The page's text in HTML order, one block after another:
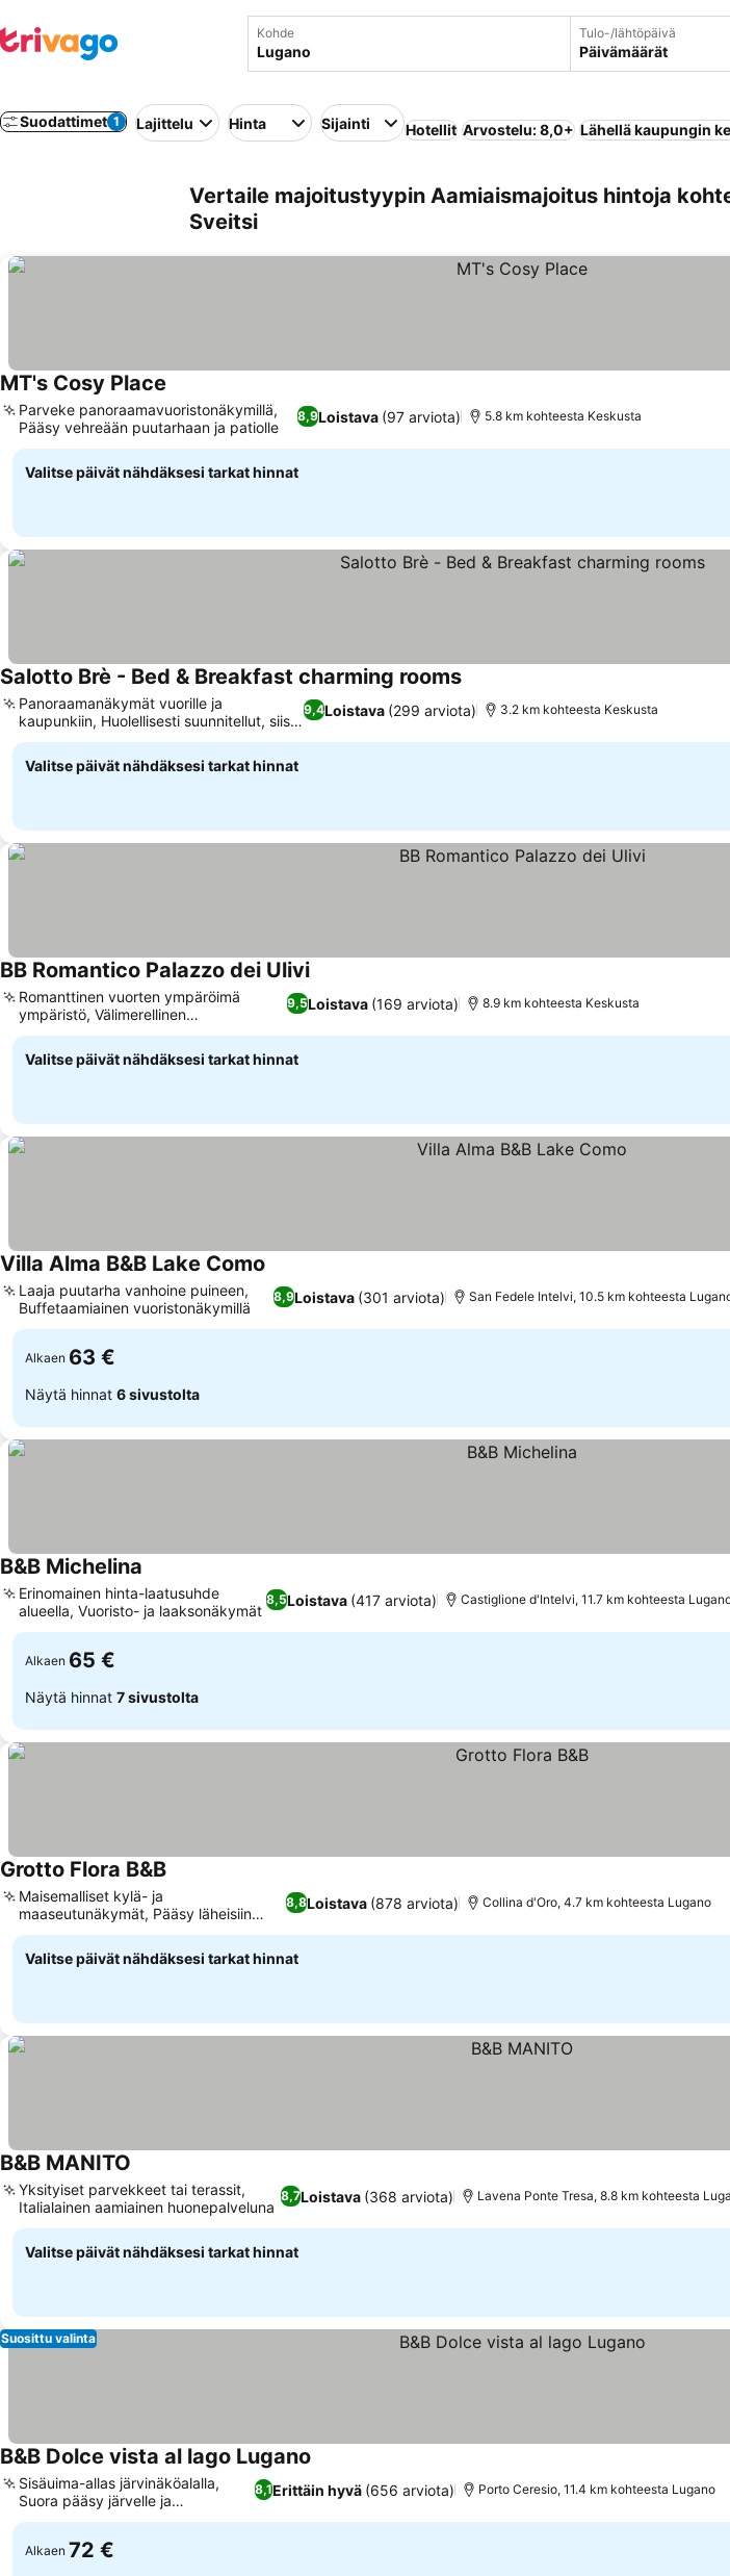
Kohde Tulo-/lähtöpäivä
Päivämäärät
Suodattimet 1 Lajittelu Hinta Sijainti Hotellit Arvostelu: 8,0+ Lähellä kaupungin
Vertaile majoitustyypin Aamiaismajoitus hintoja
Sveitsi
MT's Cosy Place
8,9Loistava (97 arviota)
Parveke panoraamavuoristonäkymillä,
Pääsy vehreään puutarhaan ja patiolle
5.8 km kohteesta Keskusta
Valitse päivät nähdäksesi tarkat hinnat
Salotto Brè - Bed & Breakfast charming rooms
9,4Loistava (299 arviota)
Panoraamanäkymät vuorille ja
kaupunkiin, Huolellisesti suunnitellut, siistit
huoneet
3.2 km kohteesta Keskusta
Valitse päivät nähdäksesi tarkat hinnat
BB Romantico Palazzo dei Ulivi
9,5Loistava (169 arviota)
Romanttinen vuorten ympäröimä
ympäristö, Välimerellinen
puutarhakeidas
8.9 km kohteesta Keskusta
Valitse päivät nähdäksesi tarkat hinnat
Villa Alma B&B Lake Como
8,9Loistava (301 arviota)
Laaja puutarha vanhoine puineen,
Buffetaamiainen vuoristonäkymillä
San Fedele Intelvi, 10.5 km kohteesta
Alkaen 63 €
Näytä hinnat 6 sivustolta
B&B Michelina
8,5Loistava (417 arviota)
Erinomainen hinta-laatusuhde
alueella, Vuoristo- ja laaksonäkymät
Castiglione d'Intelvi, 11.7 km kohteesta
Alkaen 65 €
Näytä hinnat 7 sivustolta
Grotto Flora B&B
8,8Loistava (878 arviota)
Maisemalliset kylä- ja
maaseutunäkymät, Pääsy läheisiin
ulkouima-altaisiin
Collina d'Oro, 4.7 km kohteesta Lugano
Valitse päivät nähdäksesi tarkat hinnat
B&B MANITO
8,7Loistava (368 arviota)
Yksityiset parvekkeet tai terassit,
Italialainen aamiainen huonepalveluna
Lavena Ponte Tresa, 8.8 km kohteesta
Valitse päivät nähdäksesi tarkat hinnat
Suosittu valinta
B&B Dolce vista al lago Lugano
8,1Erittäin hyvä (656 arviota)
Sisäuima-allas järvinäköalalla,
Suora pääsy järvelle ja
vesiurheilua
Porto Ceresio, 11.4 km kohteesta Lugano
Alkaen 72 €